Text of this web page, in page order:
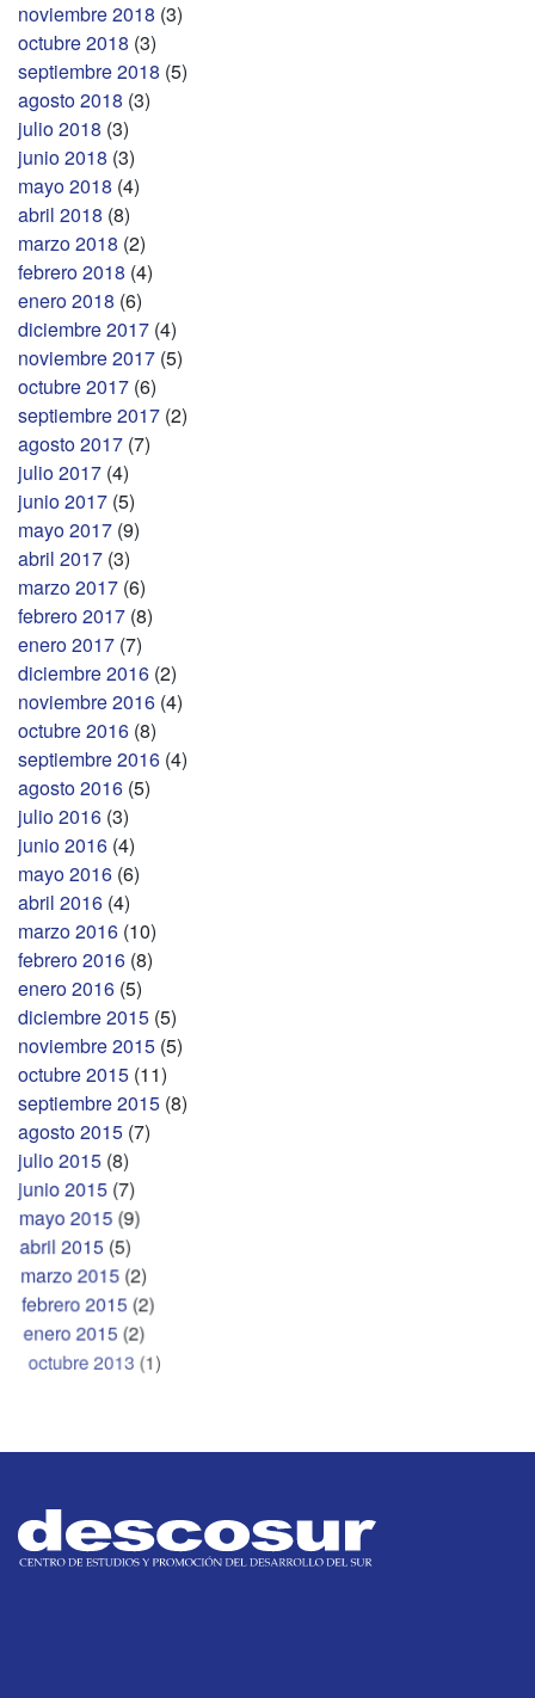
noviembre 2018 (3)
octubre 2018 (3)
septiembre 2018 (5)
agosto 2018 (3)
julio 2018 (3)
junio 2018 (3)
mayo 2018 (4)
abril 2018 (8)
marzo 2018 (2)
febrero 2018 (4)
enero 2018 (6)
diciembre 2017 (4)
noviembre 2017 (5)
octubre 2017 (6)
septiembre 2017 (2)
agosto 2017 (7)
julio 2017 (4)
junio 2017 (5)
mayo 2017 (9)
abril 2017 (3)
marzo 2017 (6)
febrero 2017 (8)
enero 2017 (7)
diciembre 2016 (2)
noviembre 2016 (4)
octubre 2016 (8)
septiembre 2016 (4)
agosto 2016 (5)
julio 2016 (3)
junio 2016 (4)
mayo 2016 (6)
abril 2016 (4)
marzo 2016 (10)
febrero 2016 (8)
enero 2016 (5)
diciembre 2015 (5)
noviembre 2015 (5)
octubre 2015 (11)
septiembre 2015 (8)
agosto 2015 (7)
julio 2015 (8)
junio 2015 (7)
mayo 2015 (9)
abril 2015(5)
marzo 2015(2)
febrero 2015(2)
enero 2015(2)
octubre 2013(1)